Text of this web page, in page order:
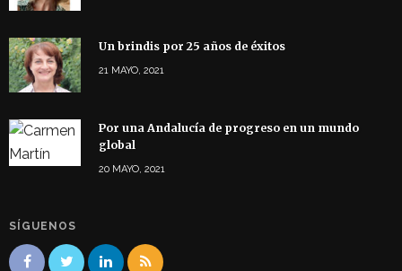
Un brindis por 25 años de éxitos
21 MAYO, 2021
Por una Andalucía de progreso en un mundo
global
20 MAYO, 2021
SÍGUENOS